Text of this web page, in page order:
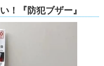
！『防犯ブザー』